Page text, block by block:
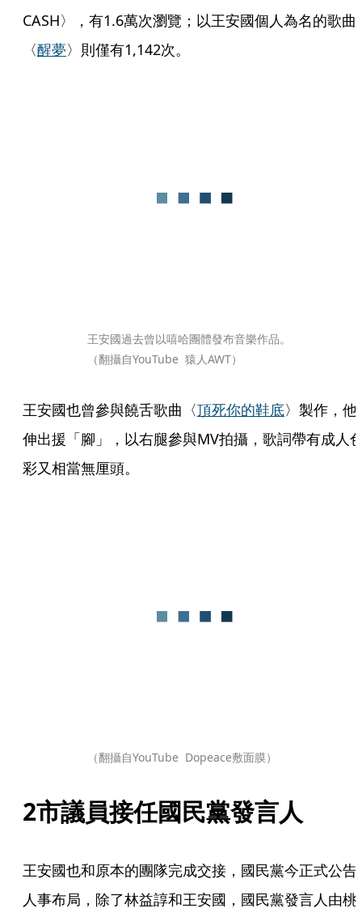
CASH〉，有1.6萬次瀏覽；以王安國個人為名的歌曲
〈醒夢〉則僅有1,142次。
王安國過去曾以嘻哈團體發布音樂作品。
（翻攝自YouTube  猿人AWT）
王安國也曾參與饒舌歌曲〈頂死你的鞋底〉製作，他
伸出援「腳」，以右腿參與MV拍攝，歌詞帶有成人
彩又相當無厘頭。
（翻攝自YouTube  Dopeace敷面膜）
2市議員接任國民黨發言人
王安國也和原本的團隊完成交接，國民黨今正式公告
人事布局，除了林益諄和王安國，國民黨發言人由桃